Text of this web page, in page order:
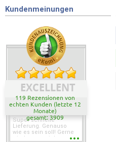
Kundenmeinungen
EXCELLENT
119 Rezensionen von
echten Kunden (letzte 12
Monate)
gesamt: 3909
Super schnelle
Lieferung. Genauso
wie es sein soll! Gerne
wieder wenn ich was